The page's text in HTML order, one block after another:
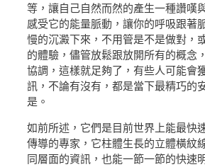
等，讓自己自然而然的產生一種讚嘆
感受它的能量脈動，讓你的呼吸跟著
慢的沉澱下來，不用管是不是做對，
的體驗，儘管放鬆跟放開所有的概念
協調，這樣就足夠了，有些人可能會
訊，不論有沒有，都是當下最精巧的
是。
如前所述，它們是目前世界上能最快
傳導的專家，它柱體生長的立體橫紋
同層面的資訊，也能一節一節的快速